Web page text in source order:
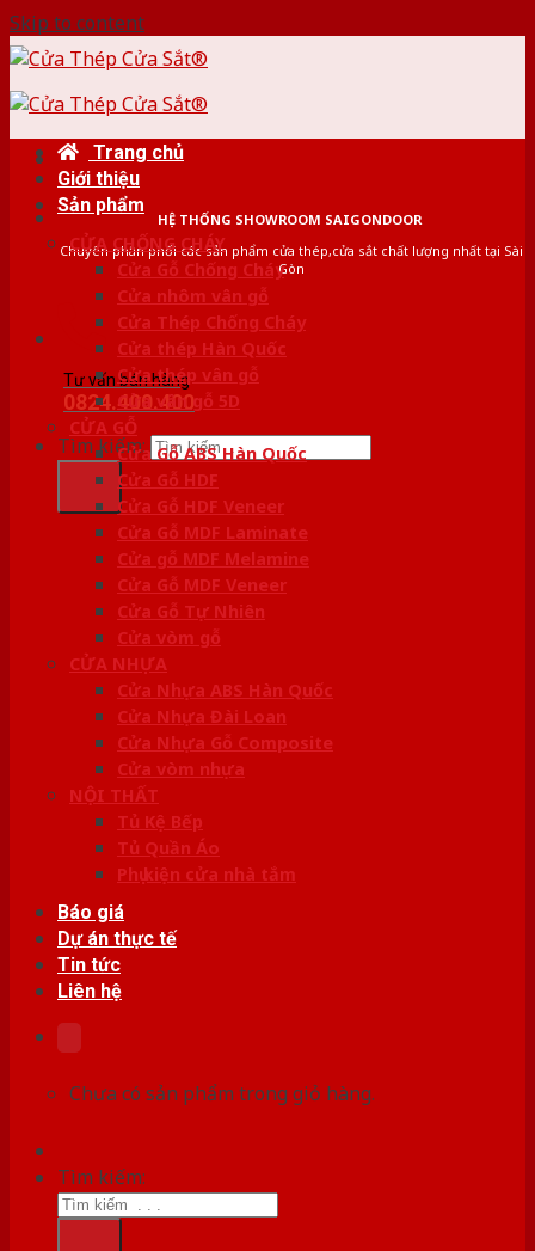
Skip to content
HỆ THỐNG SHOWROOM SAIGONDOOR
Chuyên phân phối các sản phẩm cửa thép,cửa sắt chất lượng nhất tại Sài
Gòn
Tư vấn bán hàng
0824.400.400
Tìm kiếm:
Trang chủ
Giới thiệu
Sản phẩm
CỬA CHỐNG CHÁY
Cửa Gỗ Chống Cháy
Cửa nhôm vân gỗ
Cửa Thép Chống Cháy
Cửa thép Hàn Quốc
Cửa thép vân gỗ
Cửa vân gỗ 5D
CỬA GỖ
Cửa Gỗ ABS Hàn Quốc
Cửa Gỗ HDF
Cửa Gỗ HDF Veneer
Cửa Gỗ MDF Laminate
Cửa gỗ MDF Melamine
Cửa Gỗ MDF Veneer
Cửa Gỗ Tự Nhiên
Cửa vòm gỗ
CỬA NHỰA
Cửa Nhựa ABS Hàn Quốc
Cửa Nhựa Đài Loan
Cửa Nhựa Gỗ Composite
Cửa vòm nhựa
NỘI THẤT
Tủ Kệ Bếp
Tủ Quần Áo
Phụ kiện cửa nhà tắm
Báo giá
Dự án thực tế
Tin tức
Liên hệ
Chưa có sản phẩm trong giỏ hàng.
Tìm kiếm: